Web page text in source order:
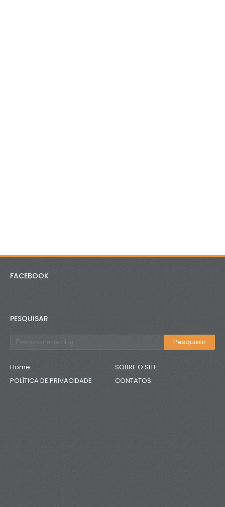
FACEBOOK
PESQUISAR
Home
SOBRE O SITE
POLÍTICA DE PRIVACIDADE
CONTATOS